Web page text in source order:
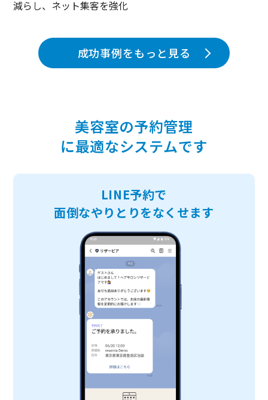
減らし、ネット集客を強化
成功事例をもっと見る
美容室の予約管理
に最適なシステムです
LINE予約で
面倒なやりとりをなくせます